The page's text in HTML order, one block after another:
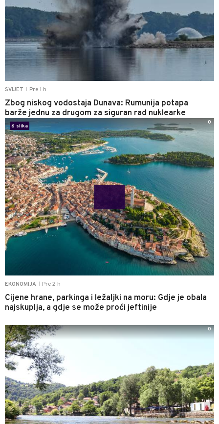
SVIJET Pre 1 h
Zbog niskog vodostaja Dunava: Rumunija potapa
barže jednu za drugom za siguran rad nuklearke
EKONOMIJA Pre 2 h
Cijene hrane, parkinga i ležaljki na moru: Gdje je obala
najskuplja, a gdje se može proći jeftinije
6 slika
0
0